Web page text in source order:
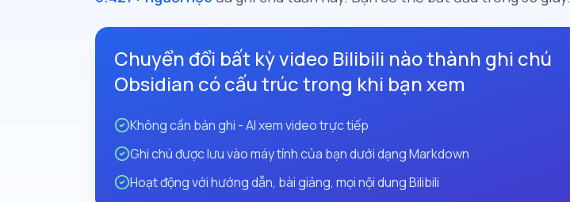
Chuyển đổi bất kỳ video Bilibili nào thành ghi chú
Obsidian có cấu trúc trong khi bạn xem
Không cần bản ghi - AI xem video trực tiếp
Ghi chú được lưu vào máy tính của bạn dưới dạng Markdown
Hoạt động với hướng dẫn, bài giảng, mọi nội dung Bilibili